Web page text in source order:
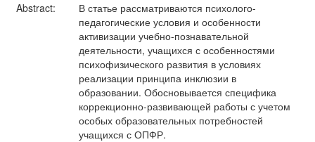
Abstract:
В статье рассматриваются психолого-
педагогические условия и особенности
активизации учебно-познавательной
деятельности, учащихся с особенностями
психофизического развития в условиях
реализации принципа инклюзии в
образовании. Обосновывается специфика
коррекционно-развивающей работы с учетом
особых образовательных потребностей
учащихся с ОПФР.